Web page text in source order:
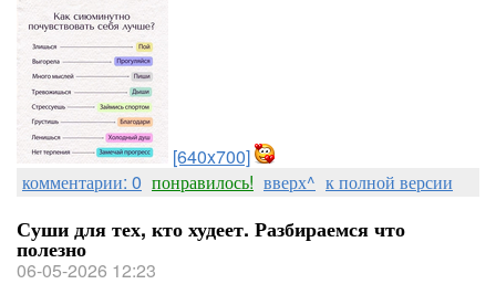
[640x700]
комментарии: 0 понравилось! вверх^ к полной версии
Суши для тех, кто худеет. Разбираемся что
полезно
06-05-2026 12:23